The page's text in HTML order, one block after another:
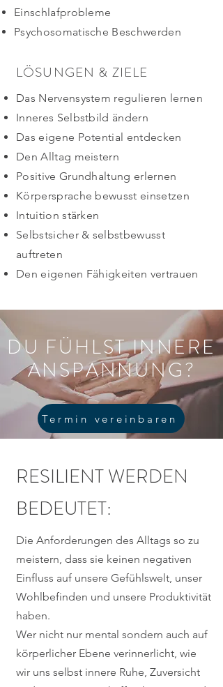
Einschlafprobleme
Psychosomatische Beschwerden
LÖSUNGEN & ZIELE
Das Nervensystem regulieren lernen
Inneres Selbstbild ändern
Das eigene Potential entdecken
Den Alltag meistern
Positive Grundhaltung erlernen
Körpersprache bewusst einsetzen
Intuition stärken
Selbstsicher & selbstbewusst
auftreten
Den eigenen Fähigkeiten vertrauen
DU FÜHLST INNERE
ANSPANNUNG?
Termin vereinbaren
RESILIENT WERDEN
BEDEUTET:
Die Anforderungen des Alltags so zu
meistern, dass sie keinen negativen
Einfluss auf unsere Gefühlswelt, unser
Wohlbefinden und unsere Produktivität
haben.
Wer nicht nur mental sondern auch auf
körperlicher Ebene verinnerlicht, wie
wir uns selbst innere Ruhe, Zuversicht